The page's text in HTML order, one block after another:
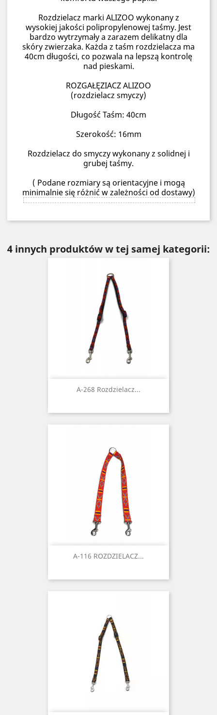
Rozdzielacz marki ALIZOO wykonany z
wysokiej jakości polipropylenowej taśmy. Jest
bardzo wytrzymały a zarazem delikatny dla
skóry zwierzaka. Każda z taśm rozdzielacza ma
40cm długości, co pozwala na lepszą kontrolę
nad pieskami.
ROZGAŁĘZIACZ ALIZOO
(rozdzielacz smyczy)
Długość Taśm: 40cm
Szerokość: 16mm
Rozdzielacz do smyczy wykonany z solidnej i
grubej taśmy.
( Podane rozmiary są orientacyjne i mogą
minimalnie się różnić w zależności od dostawy)
4 innych produktów w tej samej kategorii:
A-268 Rozdzielacz...
A-116 ROZDZIELACZ...